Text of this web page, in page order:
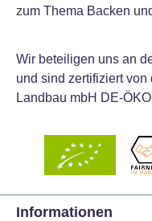
zum Thema Backen
Wir beteiligen uns an
und sind zertifiziert
Landbau mbH DE-
Informationen